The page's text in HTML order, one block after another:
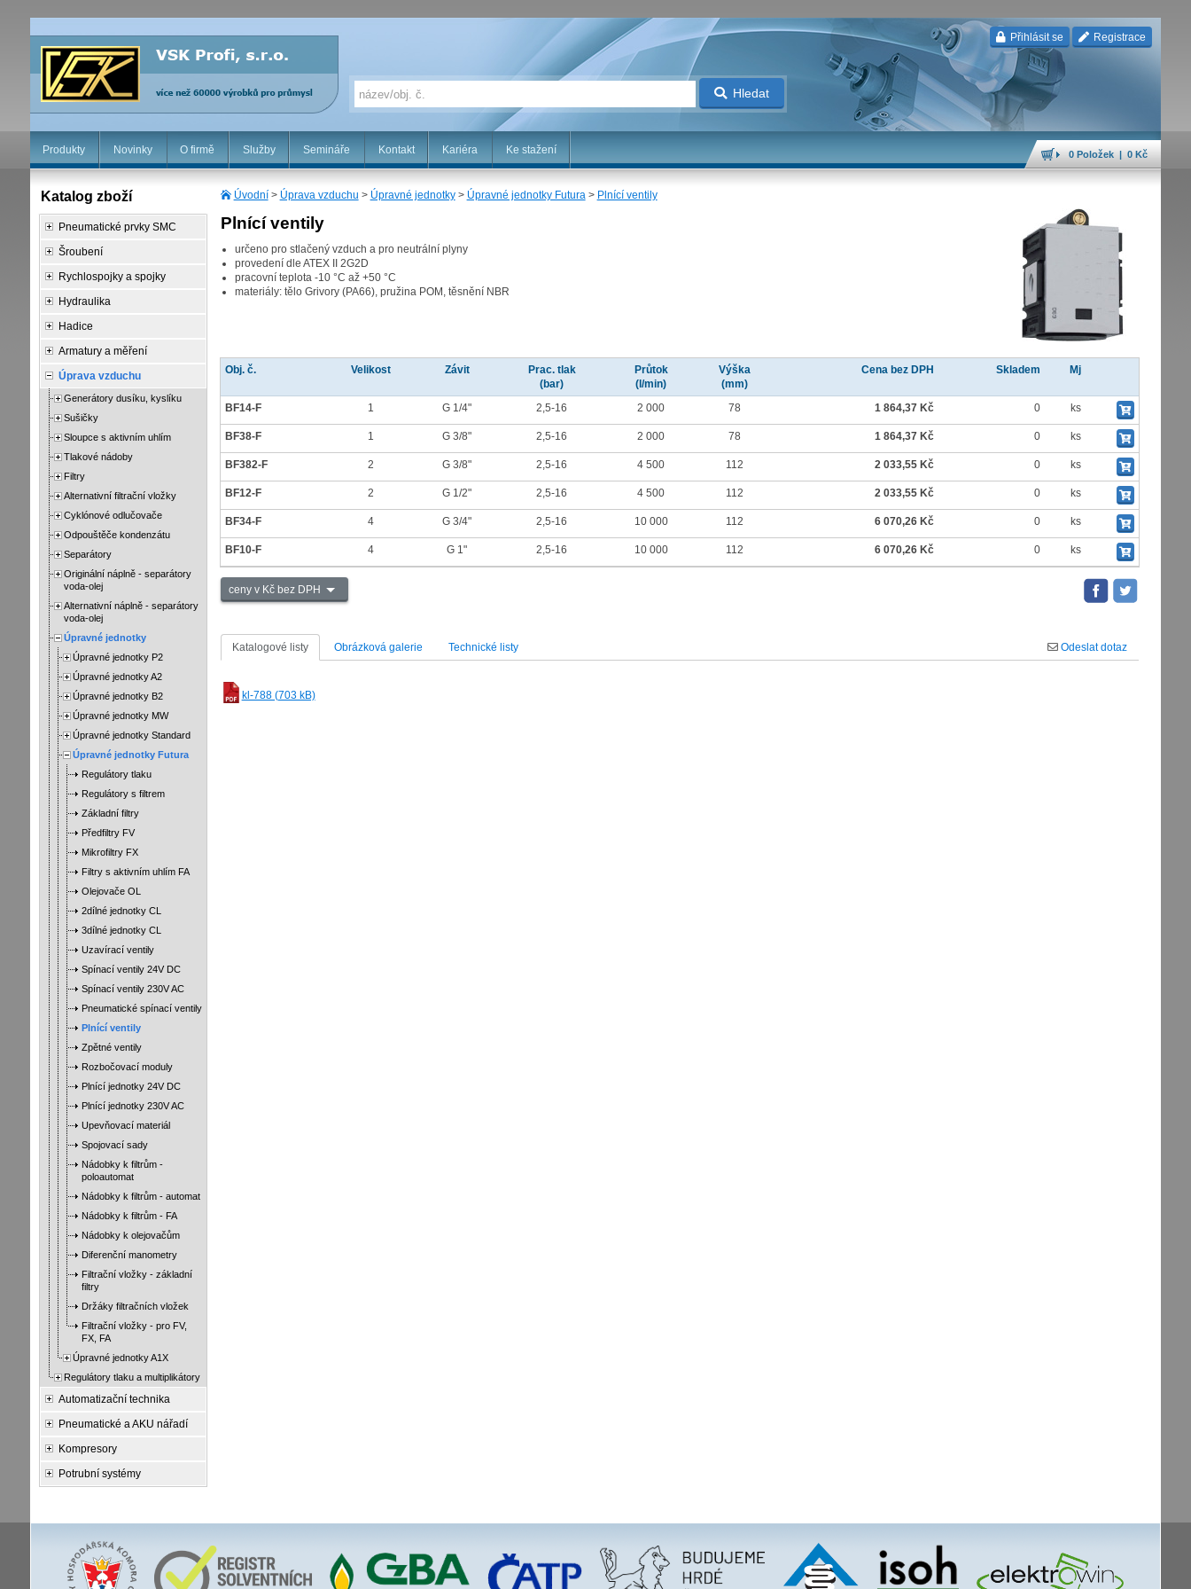
Přihlásit se Registrace
Hledat
Produkty Novinky O firmě Služby Semináře Kontakt Kariéra Ke stažení 0 Položek | 0 Kč
Úvodní> Úprava vzduchu > Úpravné jednotky> Úpravné jednotky Futura> Plnící ventily
Plnící ventily
určeno pro stlačený vzduch a pro neutrální plyny
provedení dle ATEX II 2G2D
pracovní teplota -10 °C až +50 °C
materiály: tělo Grivory (PA66), pružina POM, těsnění NBR
Obj. č. Velikost Závit
Prac. tlak
(bar)
Průtok
(l/min)
Výška
(mm)
Cena bez DPH Skladem Mj
BF14-F 1 G 1/4" 2,5-16 2 000 78 1 864,37 Kč 0 ks
BF38-F 1 G 3/8" 2,5-16 2 000 78 1 864,37 Kč 0 ks
BF382-F 2 G 3/8" 2,5-16 4 500 112 2 033,55 Kč 0 ks
BF12-F 2 G 1/2" 2,5-16 4 500 112 2 033,55 Kč 0 ks
BF34-F 4 G 3/4" 2,5-16 10 000 112 6 070,26 Kč 0 ks
BF10-F 4 G 1" 2,5-16 10 000 112 6 070,26 Kč 0 ks
ceny v Kč bez DPH
Katalogové listy Obrázková galerie Technické listy Odeslat dotaz
kl-788 (703 kB)
Katalog zboží
Pneumatické prvky SMC
Šroubení
Rychlospojky a spojky
Hydraulika
Hadice
Armatury a měření
Úprava vzduchu
Generátory dusíku, kyslíku
Sušičky
Sloupce s aktivním uhlím
Tlakové nádoby
Filtry
Alternativní filtrační vložky
Cyklónové odlučovače
Odpouštěče kondenzátu
Separátory
Originální náplně - separátory
voda-olej
Alternativní náplně - separátory
voda-olej
Úpravné jednotky
Úpravné jednotky P2
Úpravné jednotky A2
Úpravné jednotky B2
Úpravné jednotky MW
Úpravné jednotky Standard
Úpravné jednotky Futura
Regulátory tlaku
Regulátory s filtrem
Základní filtry
Předfiltry FV
Mikrofiltry FX
Filtry s aktivním uhlím FA
Olejovače OL
2dílné jednotky CL
3dílné jednotky CL
Uzavírací ventily
Spínací ventily 24V DC
Spínací ventily 230V AC
Pneumatické spínací ventily
Plnící ventily
Zpětné ventily
Rozbočovací moduly
Plnící jednotky 24V DC
Plnící jednotky 230V AC
Upevňovací materiál
Spojovací sady
Nádobky k filtrům -
poloautomat
Nádobky k filtrům - automat
Nádobky k filtrům - FA
Nádobky k olejovačům
Diferenční manometry
Filtrační vložky - základní
filtry
Držáky filtračních vložek
Filtrační vložky - pro FV,
FX, FA
Úpravné jednotky A1X
Regulátory tlaku a multiplikátory
Automatizační technika
Pneumatické a AKU nářadí
Kompresory
Potrubní systémy